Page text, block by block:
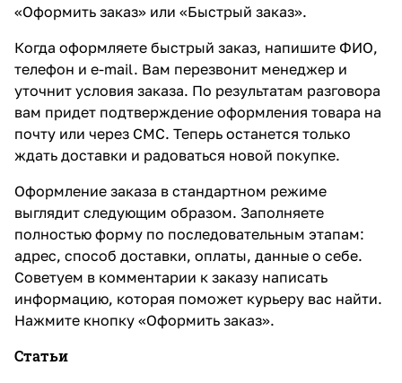
«Оформить заказ» или «Быстрый заказ».
Когда оформляете быстрый заказ, напишите ФИО,
телефон и e-mail. Вам перезвонит менеджер и
уточнит условия заказа. По результатам разговора
вам придет подтверждение оформления товара на
почту или через СМС. Теперь останется только
ждать доставки и радоваться новой покупке.
Оформление заказа в стандартном режиме
выглядит следующим образом. Заполняете
полностью форму по последовательным этапам:
адрес, способ доставки, оплаты, данные о себе.
Советуем в комментарии к заказу написать
информацию, которая поможет курьеру вас найти.
Нажмите кнопку «Оформить заказ».
Статьи